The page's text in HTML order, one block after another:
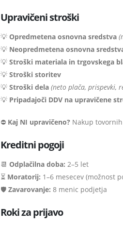
Upravičeni stroški
💡 Opredmetena osnovna sredstva
💡 Neopredmetena osnovna
💡 Stroški materiala in trgovskega
💡 Stroški storitev
💡 Stroški dela (neto plača, prispevki,
💡 Pripadajoči DDV na upravičene
⛔ Kaj NI upravičeno? Nakup
Kreditni pogoji
📆 Odplačilna doba: 2–5 let
⏳ Moratorij: 1–6 mesecev (možnost
🛡 Zavarovanje: 8 menic podjetja
Roki za prijavo